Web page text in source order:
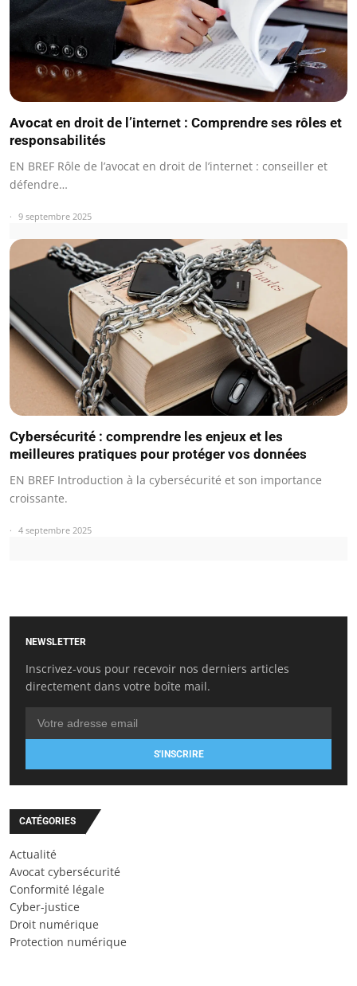
Avocat en droit de l’internet : Comprendre ses rôles et
responsabilités
EN BREF Rôle de l’avocat en droit de l’internet : conseiller et
défendre…
9 septembre 2025
Cybersécurité : comprendre les enjeux et les
meilleures pratiques pour protéger vos données
EN BREF Introduction à la cybersécurité et son importance
croissante.
4 septembre 2025
NEWSLETTER
Inscrivez-vous pour recevoir nos derniers articles
directement dans votre boîte mail.
S'INSCRIRE
CATÉGORIES
Actualité
Avocat cybersécurité
Conformité légale
Cyber-justice
Droit numérique
Protection numérique